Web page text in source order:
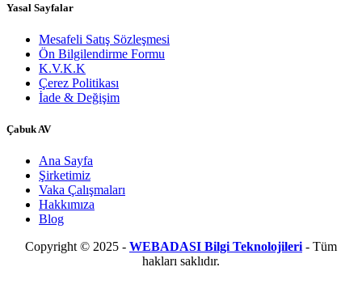
Yasal Sayfalar
Mesafeli Satış Sözleşmesi
Ön Bilgilendirme Formu
K.V.K.K
Çerez Politikası
İade & Değişim
​Çabuk AV
Ana Sayfa
Şirketimiz
Vaka Çalışmaları
Hakkımıza
Blog
Copyright © 2025 - WEBADASI Bilgi Teknolojileri - Tüm
hakları saklıdır.